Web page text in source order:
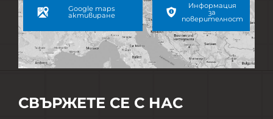
Google maps
активиране
Информация
за
поверителност
СВЪРЖЕТЕ СЕ С НАС